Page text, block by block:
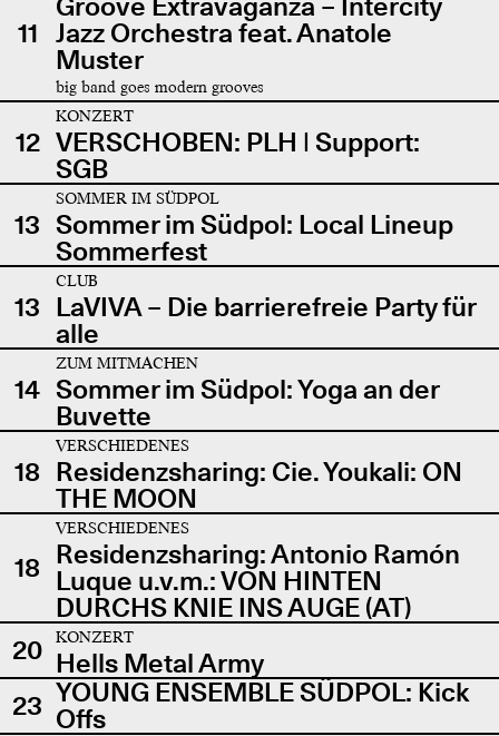
11 Jazz Orchestra feat. Anatole
Muster
big band goes modern grooves
12
KONZERT
VERSCHOBEN: PLH | Support:
SGB
13
SOMMER IM SÜDPOL
Sommer im Südpol: Local Lineup
Sommerfest
13
CLUB
LaVIVA – Die barrierefreie Party für
alle
14
ZUM MITMACHEN
Sommer im Südpol: Yoga an der
Buvette
18
VERSCHIEDENES
Residenzsharing: Cie. Youkali: ON
THE MOON
18
VERSCHIEDENES
Residenzsharing: Antonio Ramón
Luque u.v.m.: VON HINTEN
DURCHS KNIE INS AUGE (AT)
20
KONZERT
Hells Metal Army
23 YOUNG ENSEMBLE SÜDPOL: Kick
Offs